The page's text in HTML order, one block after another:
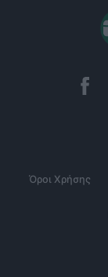
Όροι Χρήσης